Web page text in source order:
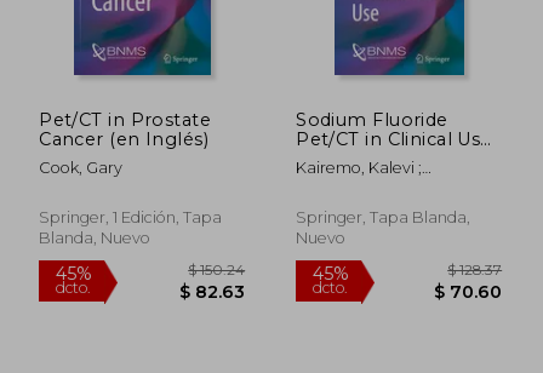
45%
dcto.
$ 226.80
$ 124.74
45%
dcto.
Pet/CT in Prostate
Cancer (en Inglés)
Cook, Gary
Springer, 1 Edición, Tapa
Blanda, Nuevo
Sodium Fluoride
Pet/CT in Clinical Use
(en Inglés)
Kairemo, Kalevi ;
Springer, Tapa Blanda,
Nuevo